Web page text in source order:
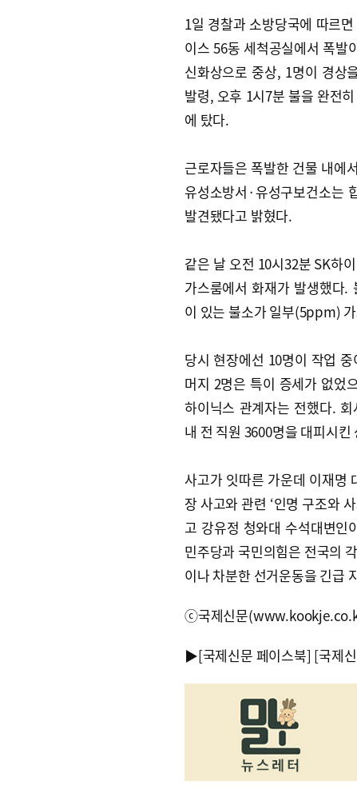
1일 경찰과 소방당국에 따르
이스 56동 세척공실에서 폭발
신화상으로 중상, 1명이 경상
발령, 오후 1시7분 불을 완전
에 탔다.
근로자들은 폭발한 건물 내에
유성소방서·유성구보건소는
발견됐다고 밝혔다.
같은 날 오전 10시32분 SK하
가스룸에서 화재가 발생했다.
이 있는 불소가 일부(5ppm)
당시 현장에선 10명이 작업
머지 2명은 특이 증세가 없었
하이닉스 관계자는 전했다.
내 전 직원 3600명을 대피시킨
사고가 잇따른 가운데 이재명
장 사고와 관련 ‘인명 구조와
고 강유정 청와대 수석대변인
민주당과 국민의힘은 전국의
이나 차분한 선거운동을 긴급
ⓒ국제신문
▶[국제신문 페이스북] [국제